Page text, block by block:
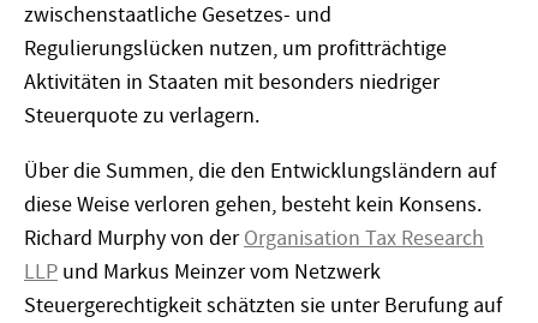
zwischenstaatliche Gesetzes- und
Regulierungslücken nutzen, um profitträchtige
Aktivitäten in Staaten mit besonders niedriger
Steuerquote zu verlagern.
Über die Summen, die den Entwicklungsländern auf
diese Weise verloren gehen, besteht kein Konsens.
Richard Murphy von derOrganisation Tax Research
LLP und Markus Meinzer vom Netzwerk
Steuergerechtigkeit schätzten sie unter Berufung auf